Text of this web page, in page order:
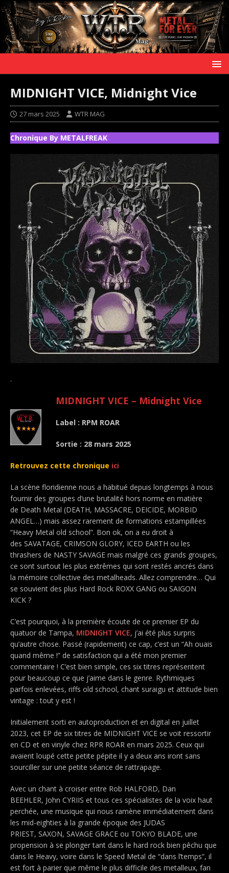
MIDNIGHT VICE, Midnight Vice
27 mars 2025 WTR MAG
Chronique By METALFREAK
.
MIDNIGHT VICE – Midnight Vice
Label : RPM ROAR
Sortie : 28 mars 2025
Retrouvez cette chronique ici
La scène floridienne nous a habitué depuis longtemps à nous
fournir des groupes d’une brutalité hors norme en matière
de Death Metal (DEATH, MASSACRE, DEICIDE, MORBID
ANGEL…) mais assez rarement de formations estampillées
“Heavy Metal old school”. Bon ok, on a eu droit à
des SAVATAGE, CRIMSON GLORY, ICED EARTH ou les
thrashers de NASTY SAVAGE mais malgré ces grands groupes,
ce sont surtout les plus extrêmes qui sont restés ancrés dans
la mémoire collective des metalheads. Allez comprendre… Qui
se souvient des plus Hard Rock ROXX GANG ou SAIGON
KICK ?
C’est pourquoi, à la première écoute de ce premier EP du
quatuor de Tampa, MIDNIGHT VICE, j’ai été plus surpris
qu’autre chose. Passé (rapidement) ce cap, c’est un “Ah ouais
quand même !” de satisfaction qui a été mon premier
commentaire ! C’est bien simple, ces six titres représentent
pour beaucoup ce que j’aime dans le genre. Rythmiques
parfois enlevées, riffs old school, chant suraigu et attitude bien
vintage : tout y est !
Initialement sorti en autoproduction et en digital en juillet
2023, cet EP de six titres de MIDNIGHT VICE se voit ressortir
en CD et en vinyle chez RPR ROAR en mars 2025. Ceux qui
avaient loupé cette petite pépite il y a deux ans iront sans
sourciller sur une petite séance de rattrapage.
Avec un chant à croiser entre Rob HALFORD, Dan
BEEHLER, John CYRIIS et tous ces spécialistes de la voix haut
perchée, une musique qui nous ramène immédiatement dans
les mid-eighties à la grande époque des JUDAS
PRIEST, SAXON, SAVAGE GRACE ou TOKYO BLADE, une
propension à se plonger tant dans le hard rock bien pêchu que
dans le Heavy, voire dans le Speed Metal de “dans l’temps”, il
est fort à parier que même le plus difficile des metalleux, fan